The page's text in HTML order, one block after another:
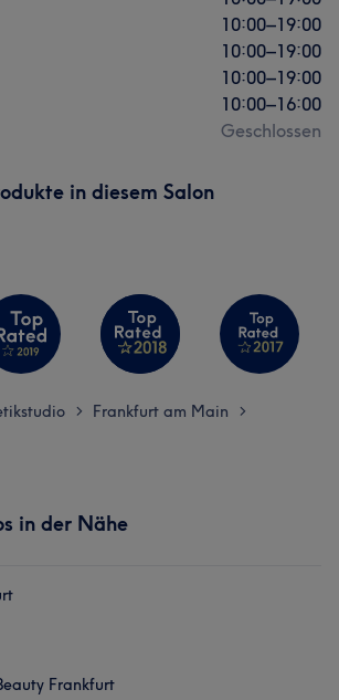
10:00–19:00
10:00–19:00
10:00–19:00
10:00–16:00
Geschlossen
in diesem Salon
> Frankfurt am Main >
in der Nähe
Frankfurt